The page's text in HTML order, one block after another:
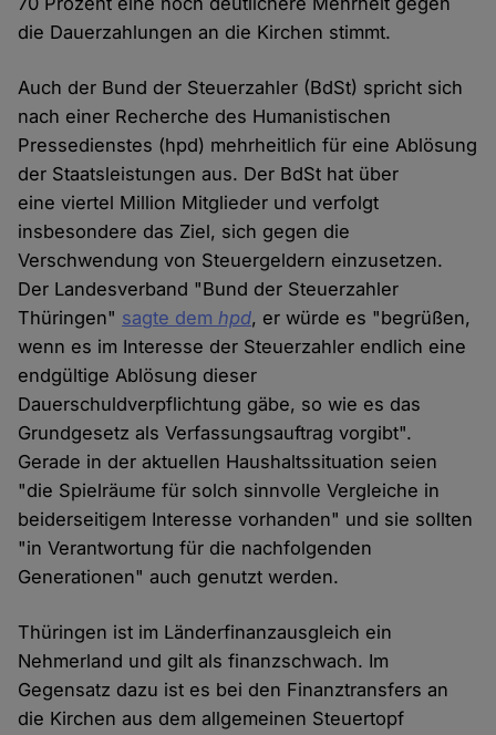
die Dauerzahlungen an die Kirchen stimmt.
Auch der Bund der Steuerzahler (BdSt) spricht sich
nach einer Recherche des Humanistischen
Pressedienstes (hpd) mehrheitlich für eine Ablösung
der Staatsleistungen aus. Der BdSt hat über
eine viertel Million Mitglieder und verfolgt
insbesondere das Ziel, sich gegen die
Verschwendung von Steuergeldern einzusetzen.
Der Landesverband "Bund der Steuerzahler
Thüringen" sagte demhpd, er würde es "begrüßen,
wenn es im Interesse der Steuerzahler endlich eine
endgültige Ablösung dieser
Dauerschuldverpflichtung gäbe, so wie es das
Grundgesetz als Verfassungsauftrag vorgibt".
Gerade in der aktuellen Haushaltssituation seien
"die Spielräume für solch sinnvolle Vergleiche in
beiderseitigem Interesse vorhanden" und sie sollten
"in Verantwortung für die nachfolgenden
Generationen" auch genutzt werden.
Thüringen ist im Länderfinanzausgleich ein
Nehmerland und gilt als finanzschwach. Im
Gegensatz dazu ist es bei den Finanztransfers an
die Kirchen aus dem allgemeinen Steuertopf